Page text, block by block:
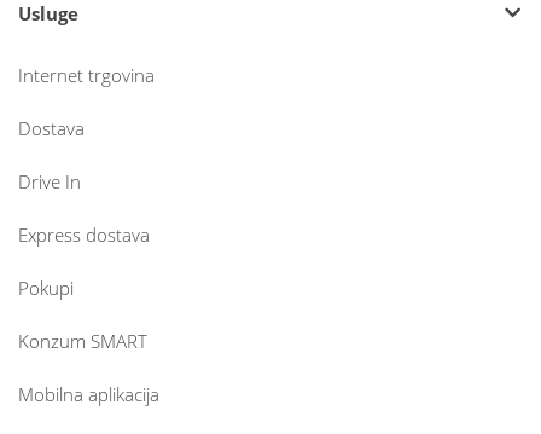
Usluge
Internet trgovina
Dostava
Drive In
Express dostava
Pokupi
Konzum SMART
Mobilna aplikacija